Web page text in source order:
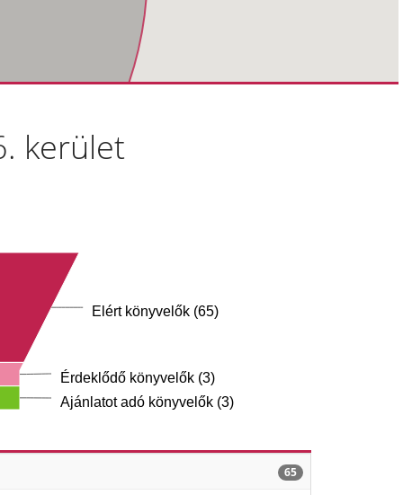
kerület
Elért könyvelők (65)
Érdeklődő könyvelők (3)
Ajánlatot adó könyvelők (3)
65